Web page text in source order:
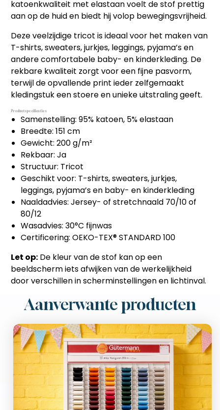
katoenkwaliteit met elastaan voelt de stof prettig
aan op de huid en biedt hij volop bewegingsvrijheid.
Deze veelzijdige tricot is ideaal voor het maken van
T-shirts, sweaters, jurkjes, leggings, pyjama’s en
andere comfortabele baby- en kinderkleding. De
rekbare kwaliteit zorgt voor een fijne pasvorm,
terwijl de opvallende print ieder zelfgemaakt
kledingstuk een stoere en unieke uitstraling geeft.
Productspecificaties
Samenstelling: 95% katoen, 5% elastaan
Breedte: 151 cm
Gewicht: 200 g/m²
Rekbaar: Ja
Structuur: Tricot
Geschikt voor: T-shirts, sweaters, jurkjes,
leggings, pyjama’s en baby- en kinderkleding
Naaldadvies: Jersey- of stretchnaald 70/10 of
80/12
Wasadvies: 30°C fijnwas
Certificering: OEKO-TEX® STANDARD 100
Let op: De kleur van de stof kan op een
beeldscherm iets afwijken van de werkelijkheid
door verschillen in scherminstellingen en lichtinval.
Aanverwante producten